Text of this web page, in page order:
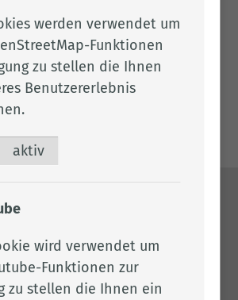
405
kontaktieren
werden verwendet um
Funktionen
zu stellen die Ihnen
Benutzererlebnis
aktiv
wird verwendet um
Funktionen zur
zu stellen die Ihnen ein